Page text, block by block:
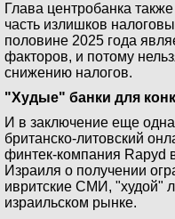
Глава центробанка
часть излишков
половине 2025 года
факторов, и потому
снижению налогов.
"Худые" банки для
И в заключение еще
британско-литовский
финтек-компания Rapyd
Израиля о получении
ивритские СМИ, "худой"
израильском рынке.